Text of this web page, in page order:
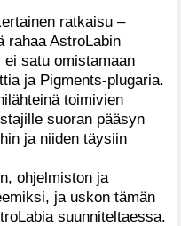
ratkaisu –
rahaa AstroLabin
satu omistamaan
ja Pigments-plugaria.
toimivien
suoran pääsyn
ja niiden täysiin
ohjelmiston ja
ja uskon tämän
suunniteltaessa.